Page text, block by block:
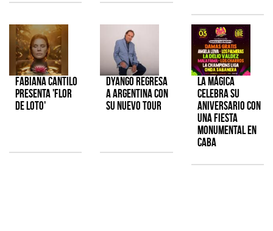
Fabiana Cantilo
presenta 'Flor
de Loto'
Dyango regresa
a Argentina con
su nuevo tour
La Mágica
celebra su
aniversario con
una fiesta
monumental en
CABA